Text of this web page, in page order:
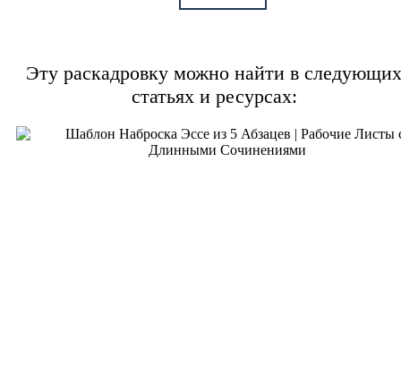
Эту раскадровку можно найти в следующих
статьях и ресурсах: